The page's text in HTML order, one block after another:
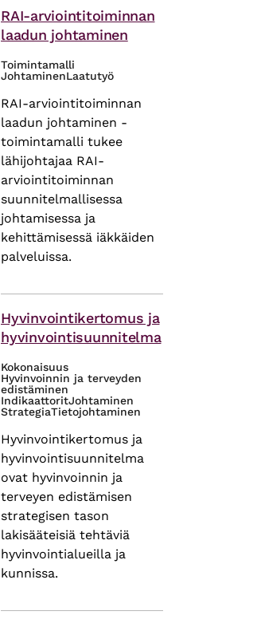
RAI-arviointitoiminnan
laadun johtaminen
Toimintamalli
JohtaminenLaatutyö
RAI-arviointitoiminnan
laadun johtaminen -
toimintamalli tukee
lähijohtajaa RAI-
arviointitoiminnan
suunnitelmallisessa
johtamisessa ja
kehittämisessä iäkkäiden
palveluissa.
Hyvinvointikertomus ja
hyvinvointisuunnitelma
Kokonaisuus
Hyvinvoinnin ja terveyden
edistäminen
IndikaattoritJohtaminen
StrategiaTietojohtaminen
Hyvinvointikertomus ja
hyvinvointisuunnitelma
ovat hyvinvoinnin ja
terveyen edistämisen
strategisen tason
lakisääteisiä tehtäviä
hyvinvointialueilla ja
kunnissa.